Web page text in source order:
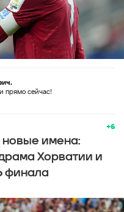
прямо сейчас!
+6
имена:
Хорватии и
финала